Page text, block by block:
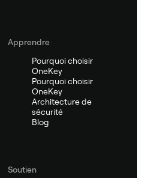
Apprendre
Pourquoi choisir
OneKey
Pourquoi choisir
OneKey
Architecture de
sécurité
Blog
Soutien